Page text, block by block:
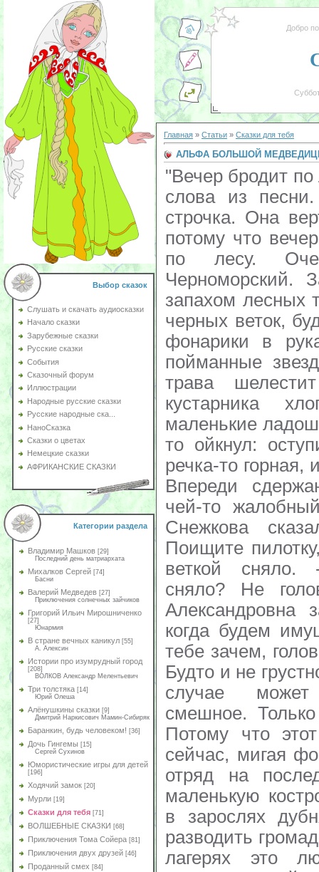
Выбор сказок
Слушать и скачать аудиосказки
Начало сказки
Зарубежные сказки
Русские сказки
События
Сказочный форум
Иллюстрации
Народные русские сказки
Русские народные ска...
НаноСказка
Сказки о цветах
Немецкие сказки
АФРИКАНСКИЕ СКАЗКИ
Категории раздела
Владимир Машков [29]
Последний день матриархата
Михалков Сергей [74]
Басни
Валерий Медведев [27]
Приключения солнечных зайчиков
Григорий Ильич Мирошниченко
[27]
Юнармия
В стране вечных каникул [55]
А. Алексин
Истории про изумрудный город
[208]
ВОЛКОВ Александр Мелентьевич
Три толстяка [14]
Юрий Олеша
Алёнушкины сказки [9]
Дмитрий Наркисович Мамин-Сибиряк
Баранкин, будь человеком! [36]
Дочь Гингемы [15]
Сергей Сухинов
Юмористические игры для детей
[196]
Ходячий замок [20]
Мурли [19]
Сказки для тебя [71]
ВОЛШЕБНЫЕ СКАЗКИ [68]
Приключения Тома Сойера [81]
Приключения двух друзей [46]
Проданный смех [84]
Добро
Главная » Статьи » Сказки для тебя
АЛЬФА БОЛЬШОЙ
"Вечер бродит по лесным дорожкам..." Это слова из песни. Самое начало, первая строчка. Она вертится у Альки в голове, потому что вечер и в самом деле бродит по лесу. Очень темный, южный. Черноморский. Запах моря смешался с запахом лесных трав. Звезды горят среди черных веток, будто далекие фонарики. И фонарики в руках у ребят мигают, как пойманные звезды. И все молчат. Лишь трава шелестит да широкие листья кустарника хлопают по ногам, как маленькие ладошки. Да речка журчит. Кто-то ойкнул: оступился с камня в воду. А речка-то горная, и вода - не то что в море. Впереди сдержанно засмеялись. Потом чей-то жалобный голос, кажется, Димки Снежкова сказал: - Эй там, сзади? Поищите пилотку, пожалуйста. У меня ее веткой сняло. - Подумаешь, пилотку сняло? Не голову ведь! - Так Марья Александровна завтра и голову снимет, когда будем имущество сдавать. - А она тебе зачем, голова-то? Острят. Веселятся. Будто и не грустно никому. Алька тоже при случае может сказать что-нибудь смешное. Только все это так, для виду. Потому что этот вечер - последний. И сейчас, мигая фонариками, идет восьмой отряд на последний свой "огонек". На маленькую костровую площадку, укрытую в зарослях дубняка. Здесь нет обычая разводить громадные костры. В некоторых лагерях это любят: запалят в день открытия такой огонь, что хоть пожарный вертолет вызывай! Да в последний день смены такой же. А зато все остальные вечера: линейка, отбой - и в постель. А в "Орленке" не так. Почти каждый вечер собираются у маленького огонька отряды. На своих площадках. Их обступает лес, и каждому отряду кажется, что, кроме них, нет ни кого среди темноты и шепота листьев. Но Алька знает: если вдруг найти волшебные слова и, разбежавшись, взлететь высоко-высоко, то увидишь берег, усыпанный огненными точками. Будто это и не берег, а море, и в нем отразились звезды. А в настоящем море звезды не отражаются, там расходилась волна. Там стригут темноту громадными голубыми ножницами по граничные прожектора. Каждая огненная точка на берегу - отрядный костер. Тихо звенят гитары или идет негромкий разговор. Разговоры у всех разные, а песни одни и те же. Орлятские. Можно приземлиться у любого костра, и тебя встретят как товарища и посадят рядом, хотя, может быть, и не помнят даже в лицо. Но Алька не хочет к другим кострам. Сегодня, в по следний вечер, он хочет быть только здесь. Рядом с Димкой Снежковым, Владиком Бочкаревым , Светой Колончук. И с другими. С теми, кого месяц назад не знал и без кого теперь не может и полдня прожить. Посидеть вот так, поговорить. Или помолчать. Или спеть. Иногда песня лучше всякого разговора. Саша Гнездов, лучший отрядный вожатый (в этом абсолютно уверен весь восьмой отряд), берет обшарпанную в походах гитару. - Ну что, братцы? Приуныли немножко? Это бывает... Ничего себе "немножко"! Ну ладно... Вечер бродит по лесным дорожкам... В общем-то, это и не пионерская песня. Она про геологов и немного про любовь. Но так уж повелось: все огоньки во всех отрядах начинаются с нее. Там есть такие хорошие слова : Подожди, постой еще немножко, Посидим с товарищами у костра... Посидим. Разговаривает о чем-то костер. В небе изредка проскакивают огненные стрелки метеоритов. На лицах и рубашках, на Сашиной гитаре - отблески пламени. Ногам тепло от огня, а по спине пробегает холодок. Димка Снежков шевелит плечами и придвигается к Альке. Алька молча набрасывает на плечи ему свою парусиновую куртку. - Ты что, мне не холодно, - шепчет Димка. - Я просто так. - А мне совсем тепло. Я тоже просто так... К тому же это ведь твоя куртка. - Моя? - Конечно. Видишь, тут рукав прожженный. Помнишь, мы в походе мою куртку под голову подложили, а твоей укрылись, и на нее уголек упал... - Точно. А где твоя? - Я ее Галке Снегирёвой отдал из девятого отряда. Помнишь, когда все в Золотую балку ходили первый раз, Павлик Табаков, маленький такой, в очках, ногу подвернул и они из Галкиной куртки носилки сделали, а Галка потом в ручей свалилась и давай дрожать. . . - Это какая Галка? - спрашивает